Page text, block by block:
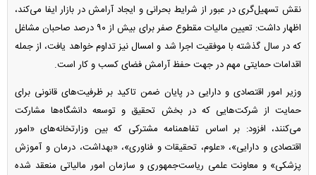
نقش تسهیل‌گری در عبور از شرایط بحرانی و ایجاد آرامش در بازار ایفا می‌کند،
اظهار داشت: تعیین مالیات مقطوع صفر برای بیش از ۹۰ درصد صاحبان مشاغل
که در سال گذشته با موفقیت اجرا شد و امسال نیز تداوم خواهد یافت، از جمله
اقدامات حمایتی مهم در جهت حفظ آرامش فضای کسب و کار است.
وزیر امور اقتصادی و دارایی در پایان ضمن تاکید بر ظرفیت‌های قانونی برای
حمایت از شرکت‌هایی که در بخش تحقیق و توسعه دانشگاه‌ها مشارکت
می‌کنند، افزود: بر اساس تفاهم‏نامه مشترکی که بین وزارتخانه‌های «امور
اقتصادی و دارایی»، «علوم، تحقیقات و فناوری»، «بهداشت، درمان و آموزش
پزشکی» و معاونت علمی ریاست‌جمهوری و سازمان امور مالیاتی منعقد شده